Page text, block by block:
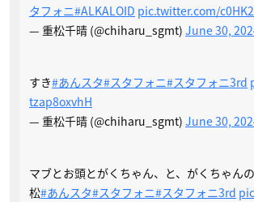
タフォニ#ALKALOID pic.twitter.com/
— 重松千晴 (@chiharu_sgmt) June 30,
すき#あんスタ#スタフォニ#スタフォニ3rd
tzap8oxvhH
— 重松千晴 (@chiharu_sgmt) June 30,
マブとお頭とがくちゃん、と、がくちゃん
松#あんスタ#スタフォニ#スタフォニ3rd